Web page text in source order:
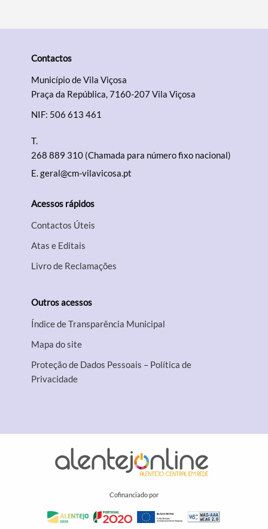
Contactos
Município de Vila Viçosa
Praça da República, 7160-207 Vila Viçosa
NIF: 506 613 461
T.
268 889 310 (Chamada para número fixo nacional)
E.geral@cm-vilavicosa.pt
Acessos rápidos
Contactos Úteis
Atas e Editais
Livro de Reclamações
Outros acessos
Índice de Transparência Municipal
Mapa do site
Proteção de Dados Pessoais – Política de
Privacidade
Cofinanciado por